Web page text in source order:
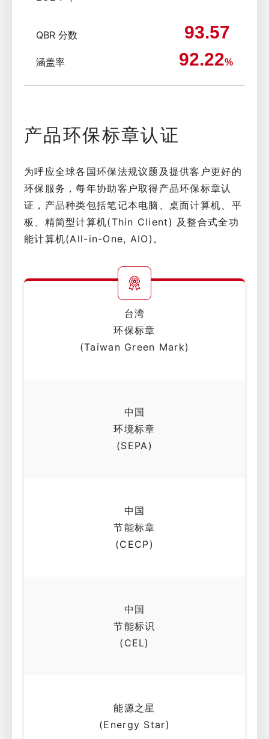
QBR 分数 93.57
涵盖率 92.22%
产品环保标章认证
为呼应全球各国环保法规议题及提供客户更好的
环保服务，每年协助客户取得产品环保标章认
证，产品种类包括笔记本电脑、桌面计算机、平
板、精简型计算机(Thin Client) 及整合式全功
能计算机(All-in-One, AIO)。
台湾
环保标章
(Taiwan Green Mark)
中国
环境标章
(SEPA)
中国
节能标章
(CECP)
中国
节能标识
(CEL)
能源之星
(Energy Star)